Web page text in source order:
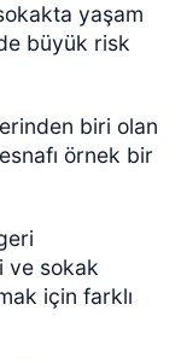
yaşam
büyük risk
biri olan
örnek bir
ve sokak
için farklı